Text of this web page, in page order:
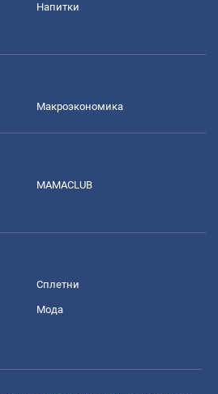
Напитки
Mакроэкономика
MAMACLUB
Сплетни
Мода